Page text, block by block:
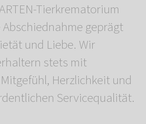
Tierkrematorium
geprägt
und Liebe. Wir
stets mit
Herzlichkeit und
Servicequalität.